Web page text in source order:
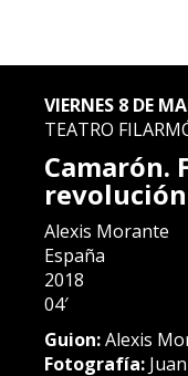
VIERNES 8 DE
TEATRO
Camarón.
revolución
Alexis Morante
España
2018
04′
Guion:Alexis
Fotografía: